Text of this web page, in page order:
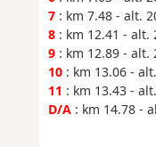
7: km 7.48 - alt.
8: km 12.41 - alt.
9: km 12.89 - alt.
10: km 13.06 -
11 : km 13.43 -
D/A: km 14.78 -